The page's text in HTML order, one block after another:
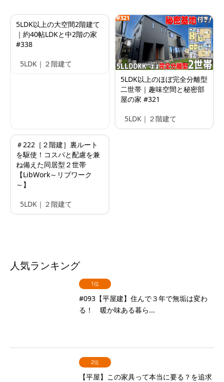
5LDK以上の大空間2階建て
｜約40帖LDKと中2階の家
#338
5LDK｜２階建て
5LDK以上のほぼ完全分離型
二世帯｜趣味空間と秘密部
屋の家 #321
5LDK｜２階建て
＃222［２階建］裏ルート
を駆使！コスパと配慮を兼
ね備えた同居型２世帯
【LibWork～リブワーク
～】
5LDK｜２階建て
人気ランキング
1位
#093【平屋建】住んで３年で無垢は変わ
る！ 暖か味ある暮ら...
2位
【平屋】この家具って本当に要る？を追求